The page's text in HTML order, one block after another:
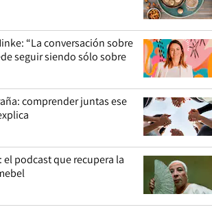
“La conversación sobre
seguir siendo sólo sobre
comprender juntas ese
el podcast que recupera la